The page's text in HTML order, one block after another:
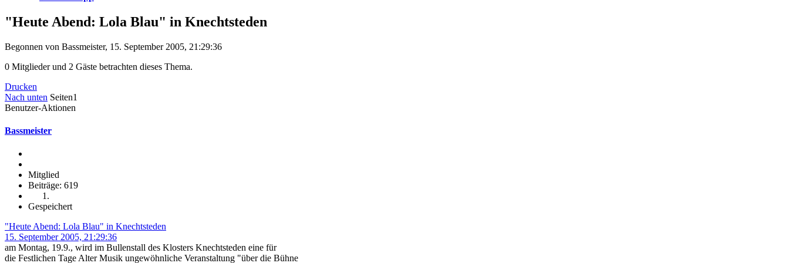
"Heute Abend: Lola Blau" in Knechtsteden
Begonnen von Bassmeister, 15. September 2005, 21:29:36
0 Mitglieder und 2 Gäste betrachten dieses Thema.
Drucken
Nach unten Seiten1
Benutzer-Aktionen
Bassmeister
Mitglied
Beiträge: 619
Gespeichert
"Heute Abend: Lola Blau" in Knechtsteden
15. September 2005, 21:29:36
am Montag, 19.9., wird im Bullenstall des Klosters Knechtsteden eine für
die Festlichen Tage Alter Musik ungewöhnliche Veranstaltung "über die Bühne